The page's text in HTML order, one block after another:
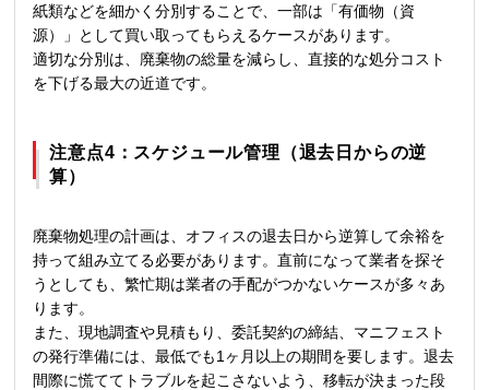
紙類などを細かく分別することで、一部は「有価物（資
源）」として買い取ってもらえるケースがあります。
適切な分別は、廃棄物の総量を減らし、直接的な処分コスト
を下げる最大の近道です。
注意点4：スケジュール管理（退去日からの逆
算）
廃棄物処理の計画は、オフィスの退去日から逆算して余裕を
持って組み立てる必要があります。直前になって業者を探そ
うとしても、繁忙期は業者の手配がつかないケースが多々あ
ります。
また、現地調査や見積もり、委託契約の締結、マニフェスト
の発行準備には、最低でも1ヶ月以上の期間を要します。退去
間際に慌ててトラブルを起こさないよう、移転が決まった段